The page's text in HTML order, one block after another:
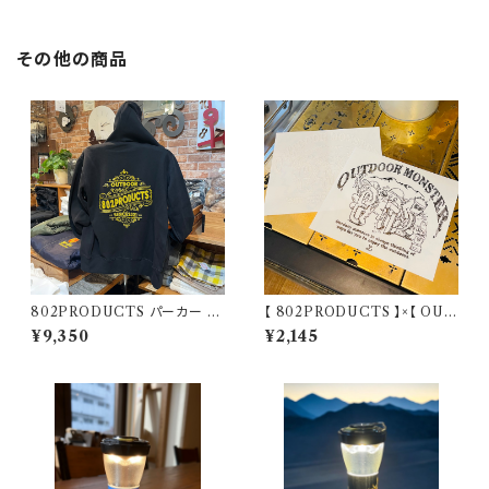
その他の商品
802PRODUCTS パーカー ブ
ラック BK
¥9,350
【 802PRODUCTS 】×【 OUT
DOORMONSTER 】802KO
BO’S カッティングステッカー ア
¥2,145